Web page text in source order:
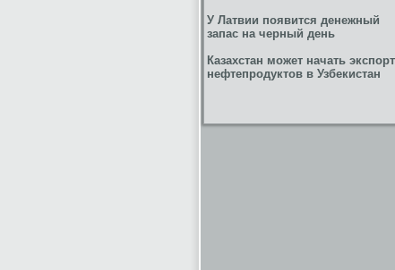
У Латвии появится денежный
запас на черный день
Казахстан может начать экспорт
нефтепродуктов в Узбекистан